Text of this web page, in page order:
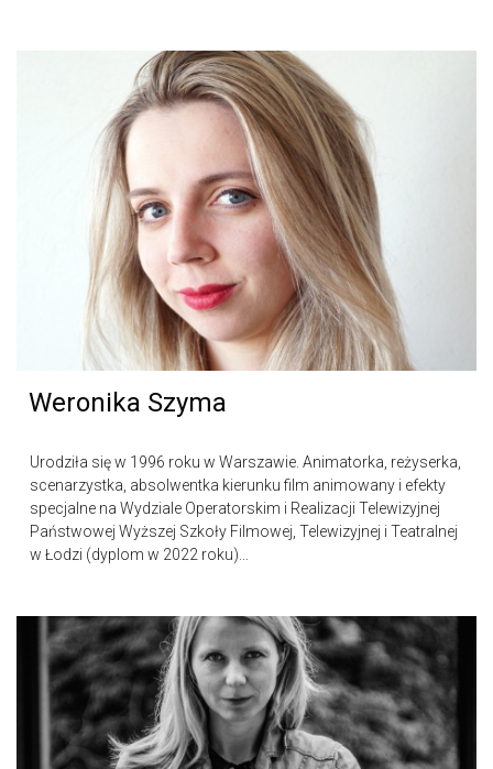
Weronika Szyma
Urodziła się w 1996 roku w Warszawie. Animatorka, reżyserka,
scenarzystka, absolwentka kierunku film animowany i efekty
specjalne na Wydziale Operatorskim i Realizacji Telewizyjnej
Państwowej Wyższej Szkoły Filmowej, Telewizyjnej i Teatralnej
w Łodzi (dyplom w 2022 roku)...